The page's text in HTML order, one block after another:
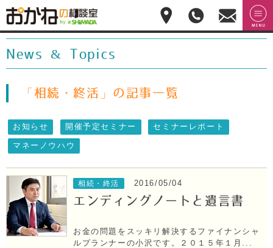
おかねの相談室 by
嶋田商事
お問合
平
menu
News & Topics
「相続・終活」の記事一覧
お知らせ 開催予定セミナー セミナーレポート
マネーノウハウ
相続・終活 2016/05/04
エンディングノートと遺言書
お金の問題をスッキリ解決するファイナンシャ
ルプランナーの小沢です。２０１５年１月...